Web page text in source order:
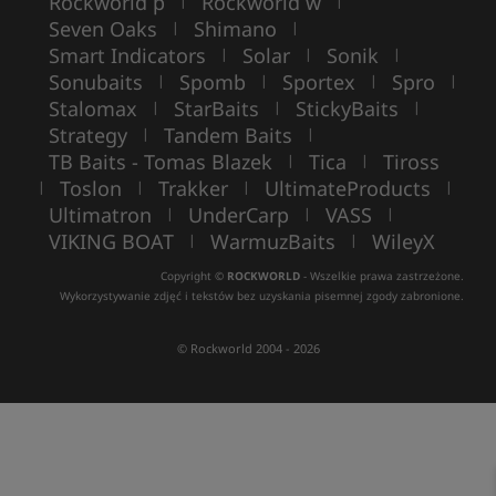
Seven Oaks | Shimano |
Smart Indicators | Solar | Sonik |
Sonubaits | Spomb | Sportex | Spro |
Stalomax | StarBaits | StickyBaits |
Strategy | Tandem Baits |
TB Baits - Tomas Blazek | Tica | Tiross
| Toslon | Trakker | UltimateProducts |
Ultimatron | UnderCarp | VASS |
VIKING BOAT | WarmuzBaits | WileyX
Copyright © ROCKWORLD - Wszelkie prawa zastrzeżone.
Wykorzystywanie zdjęć i tekstów bez uzyskania pisemnej zgody zabronione.
© Rockworld 2004 - 2026